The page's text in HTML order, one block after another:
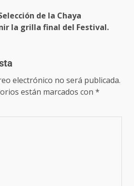
de la Chaya
la grilla final del Festival.
electrónico no será publicada.
están marcados con *